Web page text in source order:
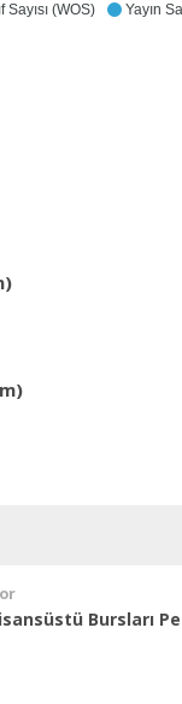
Sayısı (WOS) Yayın
Bursları